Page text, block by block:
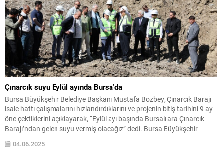
Çınarcık suyu Eylül ayında Bursa’da
Bursa Büyükşehir Belediye Başkanı Mustafa Bozbey, Çınarcık Barajı
isale hattı çalışmalarını hızlandırdıklarını ve projenin bitiş tarihini 9 ay
öne çektiklerini açıklayarak, “Eylül ayı başında Bursalılara Çınarcık
Barajı’ndan gelen suyu vermiş olacağız” dedi. Bursa Büyükşehir
Belediye Başkanı Mustafa Bozbey, BUSKİ Genel Müdürlüğü’nün
Kayapa ve Geçit şantiye sahalarını ziyaret etti. İlk olarak,...
04.06.2025